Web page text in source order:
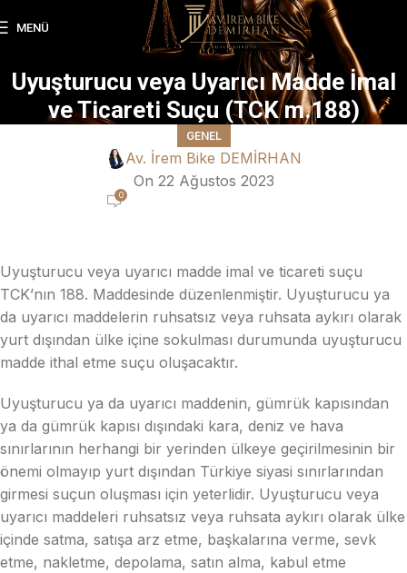
MENÜ
Uyuşturucu veya Uyarıcı Madde İmal
ve Ticareti Suçu (TCK m.188)
GENEL
Av. İrem Bike DEMİRHAN
On 22 Ağustos 2023
0
Uyuşturucu veya uyarıcı madde imal ve ticareti suçu
TCK’nın 188. Maddesinde düzenlenmiştir. Uyuşturucu ya
da uyarıcı maddelerin ruhsatsız veya ruhsata aykırı olarak
yurt dışından ülke içine sokulması durumunda uyuşturucu
madde ithal etme suçu oluşacaktır.
Uyuşturucu ya da uyarıcı maddenin, gümrük kapısından
ya da gümrük kapısı dışındaki kara, deniz ve hava
sınırlarının herhangi bir yerinden ülkeye geçirilmesinin bir
önemi olmayıp yurt dışından Türkiye siyasi sınırlarından
girmesi suçun oluşması için yeterlidir. Uyuşturucu veya
uyarıcı maddeleri ruhsatsız veya ruhsata aykırı olarak ülke
içinde satma, satışa arz etme, başkalarına verme, sevk
etme, nakletme, depolama, satın alma, kabul etme